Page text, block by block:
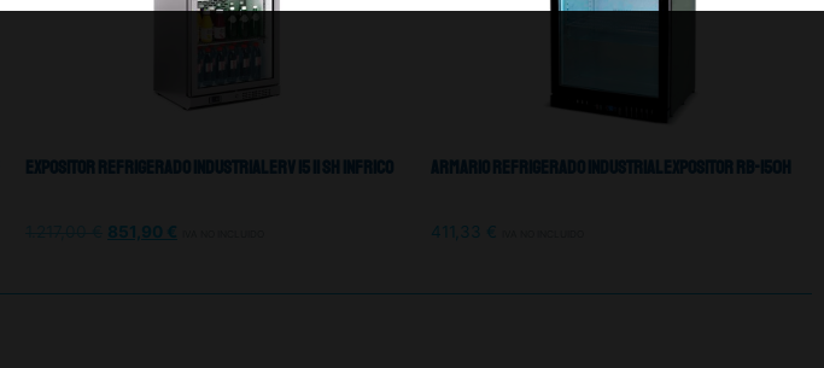
Expositor Refrigerado Industrial Erv 15 II Sh Infrico
851,90 €
Armario Refrigerado Industrial Expositor RB-150H
411,33 €